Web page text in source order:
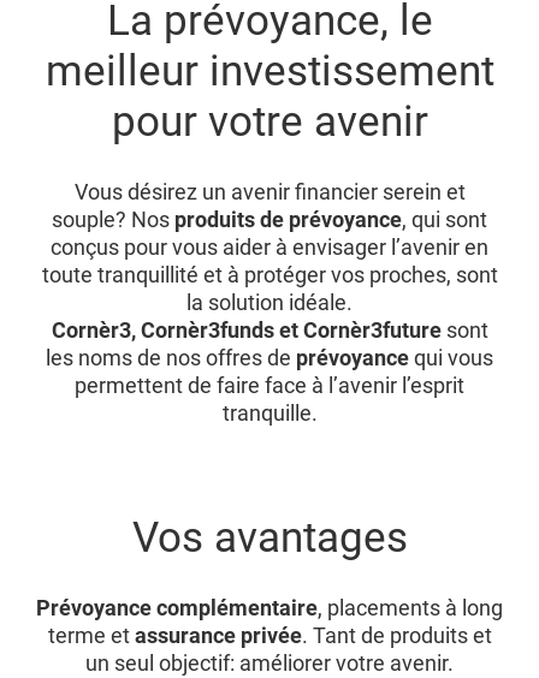
La prévoyance, le
meilleur investissement
pour votre avenir
Vous désirez un avenir financier serein et
souple? Nos produits de prévoyance, qui sont
conçus pour vous aider à envisager l’avenir en
toute tranquillité et à protéger vos proches, sont
la solution idéale.
Cornèr3, Cornèr3funds et Cornèr3futuresont
les noms de nos offres de prévoyancequi vous
permettent de faire face à l’avenir l’esprit
tranquille.
Vos avantages
Prévoyance complémentaire, placements à long
terme etassurance privée. Tant de produits et
un seul objectif: améliorer votre avenir.